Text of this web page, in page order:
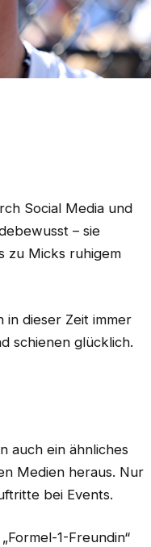
Social Media und
– sie
zu Micks ruhigem
dieser Zeit immer
schienen glücklich.
auch ein ähnliches
Medien heraus. Nur
bei Events.
1-Freundin“